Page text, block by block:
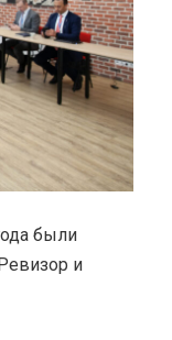
были
и